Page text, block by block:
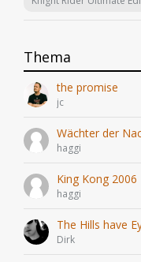
Thema
the promise
jc
Wächter der
haggi
King Kong 2006
haggi
The Hills have
Dirk